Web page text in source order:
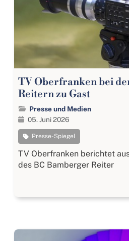
TV Oberfranken bei
Reitern zu Gast
Presse und Medien
05. Juni 2026
Presse-Spiegel
TV Oberfranken berichtet
des BC Bamberger Reiter